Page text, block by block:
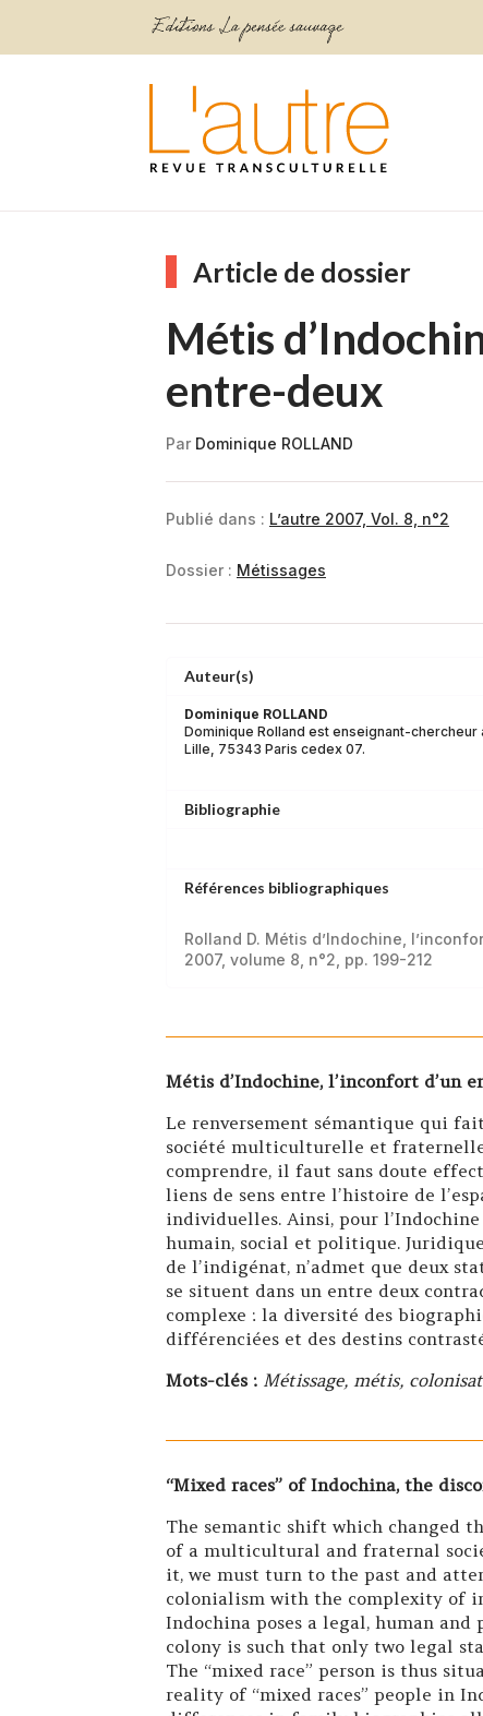
Article de dossier
Métis
entre-deux
Par Dominique ROLLAND
Publié dans : L’autre 2007, Vol. 8, n°2
Dossier : Métissages
Auteur(s)
Dominique ROLLAND
Dominique Rolland est enseignant-chercheur
Lille, 75343 Paris cedex 07.
Bibliographie
Références bibliographiques
Rolland D. Métis d’Indochine,
2007, volume 8, n°2, pp. 199-212
Métis d’Indochine, l’inconfort d’un
Le renversement sémantique qui
société multiculturelle et
comprendre, il faut sans doute
liens de sens entre l’histoire de
individuelles. Ainsi, pour
humain, social et politique.
de l’indigénat, n’admet que deux
se situent dans un entre deux
complexe : la diversité des
différenciées et des destins
Mots-clés : Métissage, métis,
“Mixed races” of Indochina, the
The semantic shift which changed
of a multicultural and fraternal
it, we must turn to the past and
colonialism with the complexity of
Indochina poses a legal, human
colony is such that only two legal
The “mixed race” person is thus
reality of “mixed races” people in